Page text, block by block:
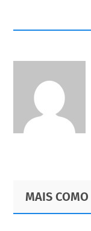
Primary
Sidebar
Footer
MAIS COMO